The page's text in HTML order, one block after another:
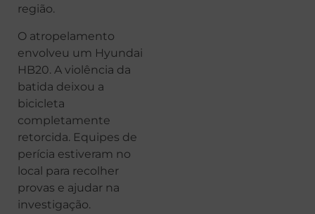
região.
O atropelamento
envolveu um Hyundai
HB20. A violência da
batida deixou a
bicicleta
completamente
retorcida. Equipes de
perícia estiveram no
local para recolher
provas e ajudar na
investigação.